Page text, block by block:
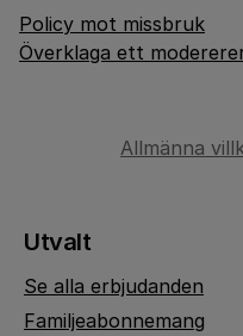
Policy mot missbruk
Överklaga ett
Allmänna
Utvalt
Se alla erbjudanden
Familjeabonnemang